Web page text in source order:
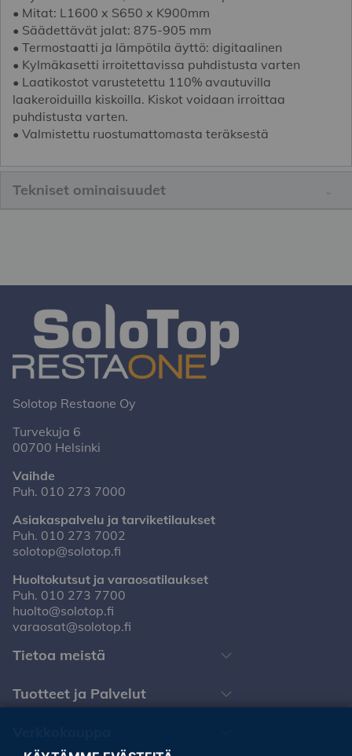
• Mitat: L1600 x S650 x K900mm
• Säädettävät jalat: 875-905 mm
• Termostaatti ja lämpötila äyttö: digitaalinen
• Kylmäkasetti irroitettavissa puhdistusta varten
• Laatikostot varustetettu 110% avautuvilla
laakeroiduilla kiskoilla. Kiskot voidaan irroittaa
puhdistusta varten.
• Valmistettu ruostumattomasta teräksestä
Tekniset ominaisuudet
Solotop Restaone Oy
Turvekuja 6
00700 Helsinki
Vaihde
Puh. 010 273 7000
Asiakaspalvelu ja tarviketilaukset
Puh. 010 273 7002
solotop@solotop.fi
Huoltokutsut ja varaosatilaukset
Puh. 010 273 7700
huolto@solotop.fi
varaosat@solotop.fi
Tietoa meistä
Tuotteet ja Palvelut